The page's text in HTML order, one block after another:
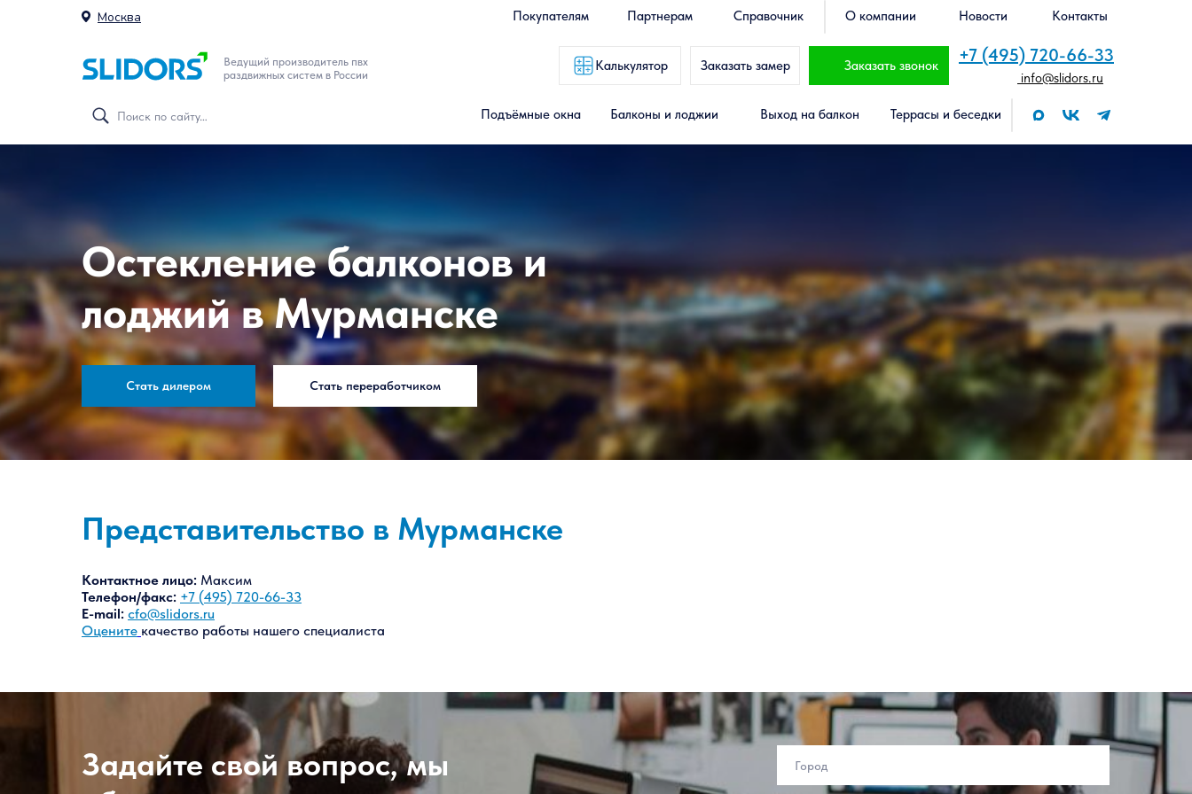
Москва
Калькулятор Заказать замер Заказать звонок +7 (495) 720-66-33
Покупателям Партнерам Справочник
Террасы и беседки
Выход на балкон
Балконы и лоджии
Подъёмные окна
О компании Новости Контакты
Ведущий производитель пвх
раздвижных систем в России
info@slidors.ru
Остекление балконов и
лоджий в Мурманске
Стать дилером Стать переработчиком
Представительство в Мурманске
Контактное лицо: Максим
Телефон/факс: +7 (495) 720-66-33
E-mail: cfo@slidors.ru
Оцените качество работы нашего специалиста
Задайте свой вопрос, мы